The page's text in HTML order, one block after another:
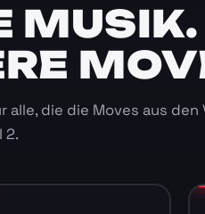
alle, die die Moves aus
2.